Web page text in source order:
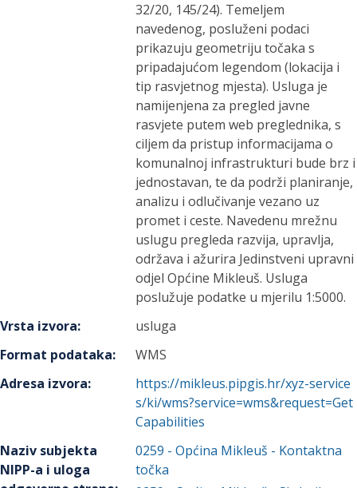
32/20, 145/24). Temeljem
navedenog, posluženi podaci
prikazuju geometriju točaka s
pripadajućom legendom (lokacija i
tip rasvjetnog mjesta). Usluga je
namijenjena za pregled javne
rasvjete putem web preglednika, s
ciljem da pristup informacijama o
komunalnoj infrastrukturi bude brz i
jednostavan, te da podrži planiranje,
analizu i odlučivanje vezano uz
promet i ceste. Navedenu mrežnu
uslugu pregleda razvija, upravlja,
održava i ažurira Jedinstveni upravni
odjel Općine Mikleuš. Usluga
poslužuje podatke u mjerilu 1:5000.
Vrsta izvora:
usluga
Format podataka:
WMS
Adresa izvora:
https://mikleus.pipgis.hr/xyz-service
s/ki/wms?service=wms&request=Get
Capabilities
Naziv subjekta
NIPP-a i uloga
0259 -Općina Mikleuš - Kontaktna
točka